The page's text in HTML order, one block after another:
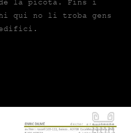
la picota. Fins i
qui no li troba gens